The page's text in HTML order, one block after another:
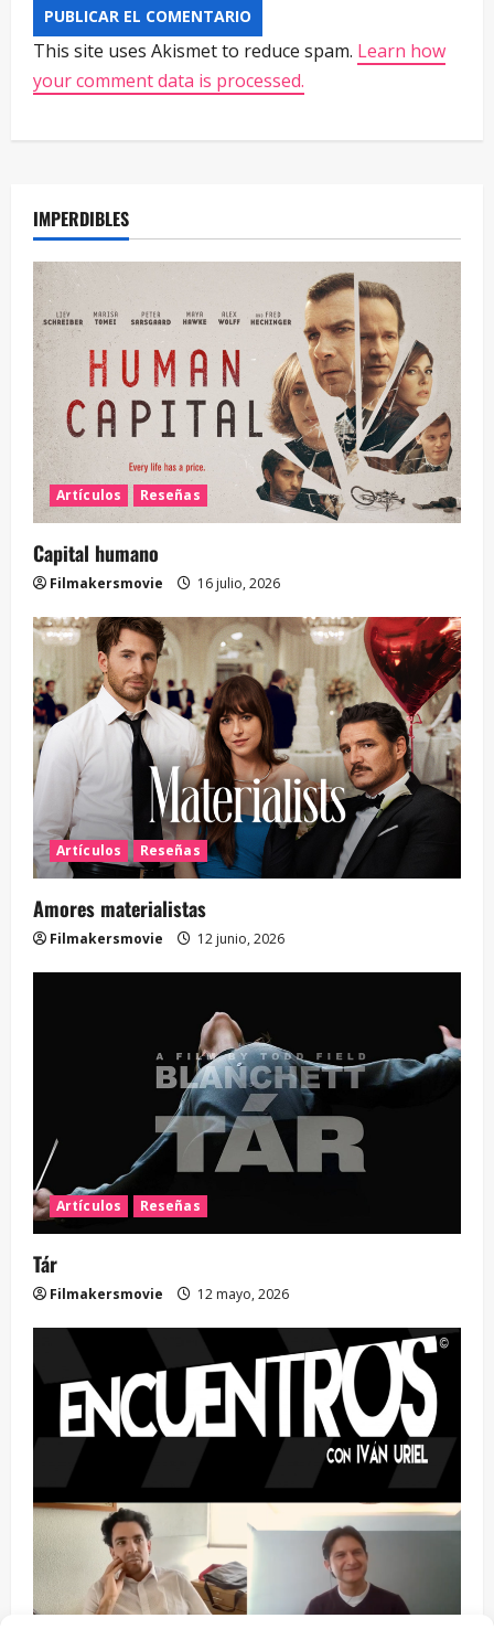
This site uses Akismet to reduce spam. Learn how
your comment data is processed.
IMPERDIBLES
Artículos Reseñas
Capital humano
Filmakersmovie 16 julio, 2026
Artículos Reseñas
Amores materialistas
Filmakersmovie 12 junio, 2026
Artículos Reseñas
Tár
Filmakersmovie 12 mayo, 2026